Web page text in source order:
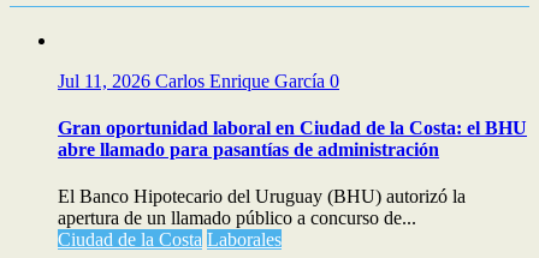
Jul 11, 2026 Carlos Enrique García 0
Gran oportunidad laboral en Ciudad de la Costa: el BHU
abre llamado para pasantías de administración
El Banco Hipotecario del Uruguay (BHU) autorizó la
apertura de un llamado público a concurso de...
Ciudad de la Costa Laborales